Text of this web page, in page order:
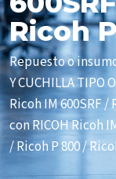
Ricoh
Repuesto o
Y CUCHILLA TIPO
Ricoh IM 600SRF
con RICOH Ricoh
/ Ricoh P 800 /